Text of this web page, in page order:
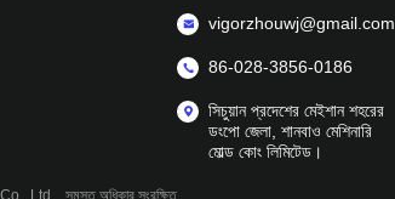
vigorzhouwj@gmail.com
86-028-3856-0186
সিচুয়ান প্রদেশের মেইশান শহরের
ডংপো জেলা, শানবাও মেশিনারি
মোল্ড কোং লিমিটেড।
Ltd. . সমস্ত অধিকার সংরক্ষিত.